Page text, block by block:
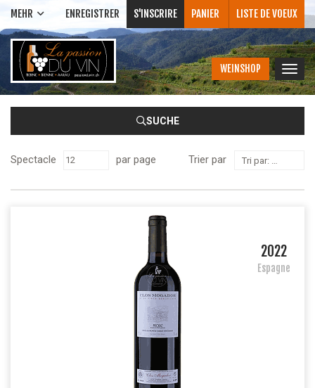
MEHR ENREGISTRER S'INSCRIRE PANIER LISTE DE VOEUX
WEINSHOP
la
SUCHE
Spectacle par page Trier par Tri par: Nom - A à Z
2022
Espagne